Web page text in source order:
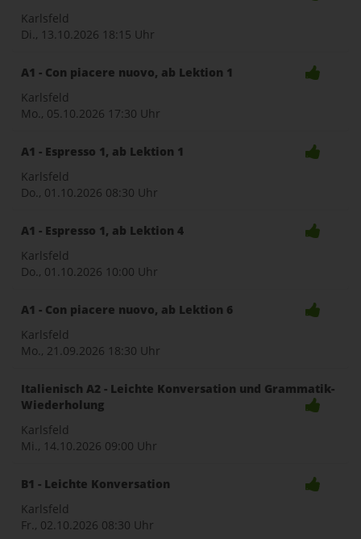
Karlsfeld
Di., 13.10.2026 18:15 Uhr
A1 - Con piacere nuovo, ab Lektion 1
Karlsfeld
Mo., 05.10.2026 17:30 Uhr
A1 - Espresso 1, ab Lektion 1
Karlsfeld
Do., 01.10.2026 08:30 Uhr
A1 - Espresso 1, ab Lektion 4
Karlsfeld
Do., 01.10.2026 10:00 Uhr
A1 - Con piacere nuovo, ab Lektion 6
Karlsfeld
Mo., 21.09.2026 18:30 Uhr
Italienisch A2 - Leichte Konversation und Grammatik-
Wiederholung
Karlsfeld
Mi., 14.10.2026 09:00 Uhr
B1 - Leichte Konversation
Karlsfeld
Fr., 02.10.2026 08:30 Uhr